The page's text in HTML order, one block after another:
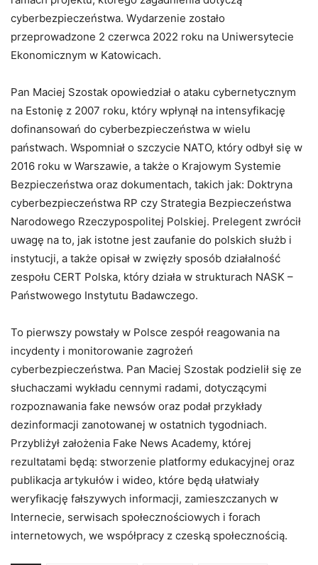
cyberbezpieczeństwa. Wydarzenie zostało
przeprowadzone 2 czerwca 2022 roku na Uniwersytecie
Ekonomicznym w Katowicach.
Pan Maciej Szostak opowiedział o ataku cybernetycznym
na Estonię z 2007 roku, który wpłynął na intensyfikację
dofinansowań do cyberbezpieczeństwa w wielu
państwach. Wspomniał o szczycie NATO, który odbył się w
2016 roku w Warszawie, a także o Krajowym Systemie
Bezpieczeństwa oraz dokumentach, takich jak: Doktryna
cyberbezpieczeństwa RP czy Strategia Bezpieczeństwa
Narodowego Rzeczypospolitej Polskiej. Prelegent zwrócił
uwagę na to, jak istotne jest zaufanie do polskich służb i
instytucji, a także opisał w zwięzły sposób działalność
zespołu CERT Polska, który działa w strukturach NASK –
Państwowego Instytutu Badawczego.
To pierwszy powstały w Polsce zespół reagowania na
incydenty i monitorowanie zagrożeń
cyberbezpieczeństwa. Pan Maciej Szostak podzielił się ze
słuchaczami wykładu cennymi radami, dotyczącymi
rozpoznawania fake newsów oraz podał przykłady
dezinformacji zanotowanej w ostatnich tygodniach.
Przybliżył założenia Fake News Academy, której
rezultatami będą: stworzenie platformy edukacyjnej oraz
publikacja artykułów i wideo, które będą ułatwiały
weryfikację fałszywych informacji, zamieszczanych w
Internecie, serwisach społecznościowych i forach
internetowych, we współpracy z czeską społecznością.